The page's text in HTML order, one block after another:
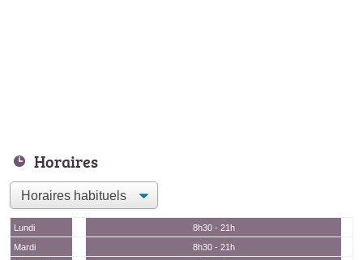
Horaires
Lundi
8h30 - 21h
Mardi
8h30 - 21h